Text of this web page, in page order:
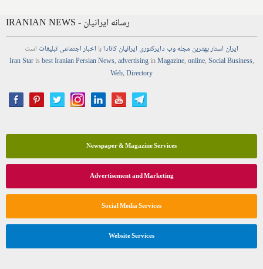
IRANIAN NEWS - رسانه ایرانیان
ایران استاربهترین مجلهوب دایرکتوری ایرانیان کانادابا اخباراجتماعیتبلیغات است
Iran Starisbest Iranian PersianNews,advertisinginMagazine,online,Social Business,
Web,Directory
Newspaper & Magazine Services
Advertisement and Marketing
Social Media Services
Website Services